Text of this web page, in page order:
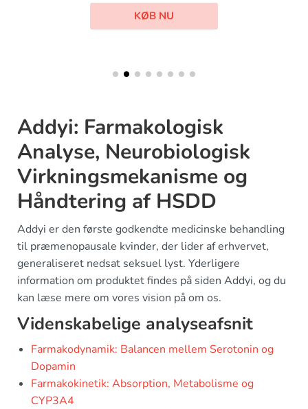
KØB NU
Addyi: Farmakologisk
Analyse, Neurobiologisk
Virkningsmekanisme og
Håndtering af HSDD
Addyi er den første godkendte medicinske behandling
til præmenopausale kvinder, der lider af erhvervet,
generaliseret nedsat seksuel lyst. Yderligere
information om produktet findes på siden Addyi, og du
kan læse mere om vores vision på om os.
Videnskabelige analyseafsnit
Farmakodynamik: Balancen mellem Serotonin og
Dopamin
Farmakokinetik: Absorption, Metabolisme og
CYP3A4